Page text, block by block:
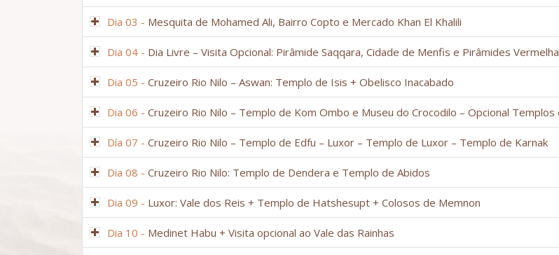
Dia 03 - Mesquita de Mohamed Ali, Bairro Copto e Mercado Khan El Khalili
Dia 04 - Dia Livre – Visita Opcional: Pirâmide Saqqara, Cidade de Menfis e Pirâmides
Dia 05 -Cruzeiro Rio Nilo – Aswan: Templo de Isis + Obelisco Inacabado
Dia 06 -Cruzeiro Rio Nilo – Templo de Kom Ombo e Museu do Crocodilo – Opcional Templos
Día 07 -Cruzeiro Rio Nilo – Templo de Edfu – Luxor – Templo de Luxor – Templo de Karnak
Dia 08 -Cruzeiro Rio Nilo: Templo de Dendera e Templo de Abidos
Dia 09 - Luxor: Vale dos Reis + Templo de Hatshesupt + Colosos de Memnon
Dia 10 - Medinet Habu + Visita opcional ao Vale das Rainhas